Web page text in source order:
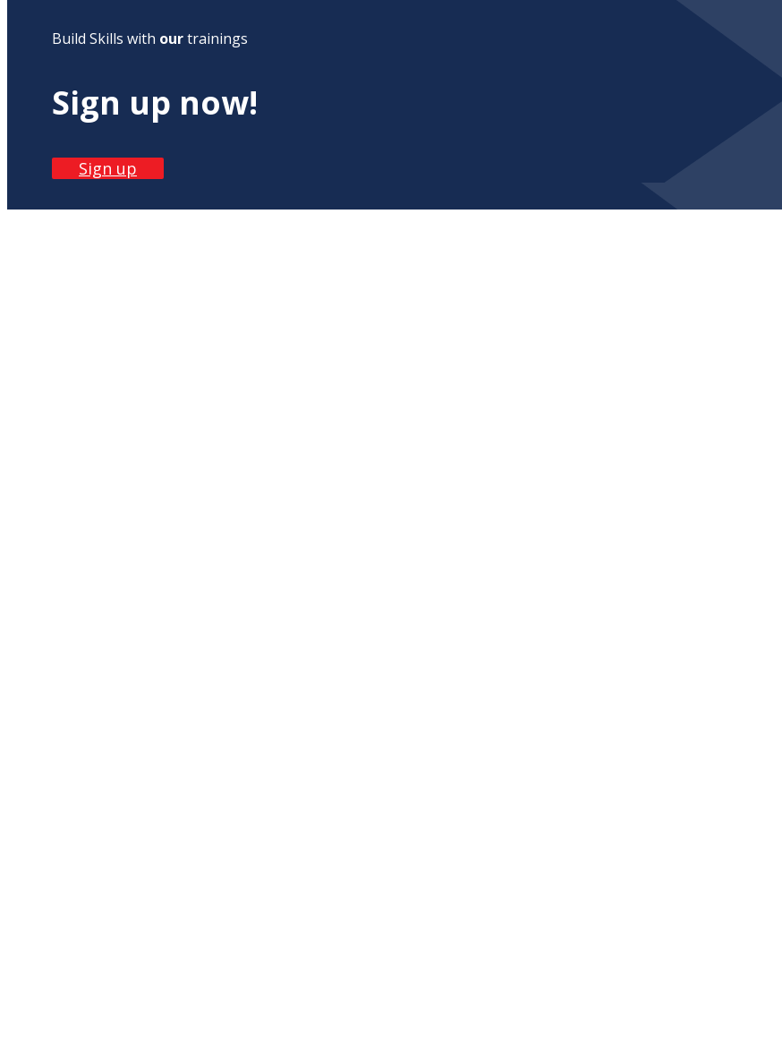
Build Skills with ourtrainings
Sign up now!
Sign up